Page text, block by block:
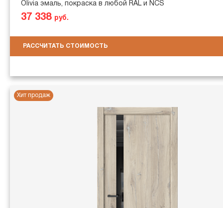
Olivia эмаль, покраска в любой RAL и NCS
37 338 руб.
РАССЧИТАТЬ СТОИМОСТЬ
Хит продаж